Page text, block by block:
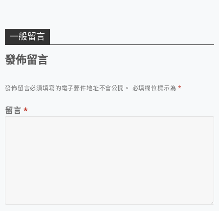
一般留言
發佈留言
發佈留言必須填寫的電子郵件地址不會公開。 必填欄位標示為*
留言 *